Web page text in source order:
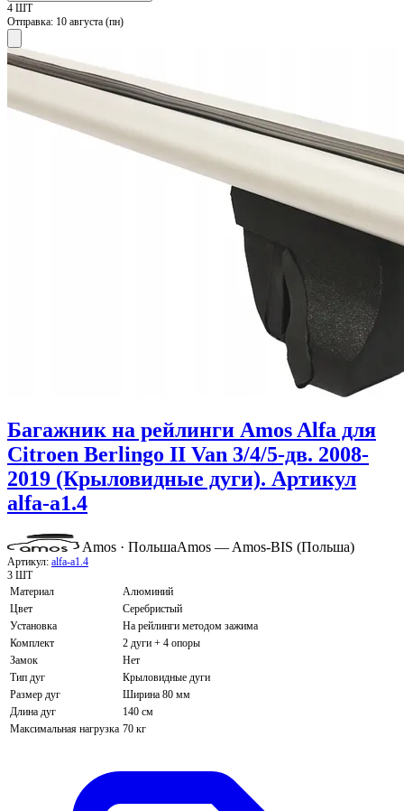
4 ШТ
Отправка: 10 августа (пн)
Багажник на рейлинги Amos Alfa для
Citroen Berlingo II Van 3/4/5-дв. 2008-
2019 (Крыловидные дуги). Артикул
alfa-a1.4
Amos · ПольшаAmos — Amos-BIS (Польша)
Артикул: alfa-a1.4
3 ШТ
Материал
Алюминий
Цвет
Серебристый
Установка
На рейлинги методом зажима
Комплект
2 дуги + 4 опоры
Замок
Нет
Тип дуг
Крыловидные дуги
Размер дуг
Ширина 80 мм
Длина дуг
140 см
Максимальная нагрузка 70 кг